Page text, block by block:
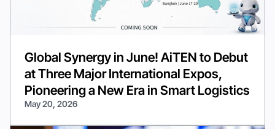
Global Synergy in June! AiTEN to Debut
at Three Major International Expos,
Pioneering a New Era in Smart Logistics
May 20, 2026